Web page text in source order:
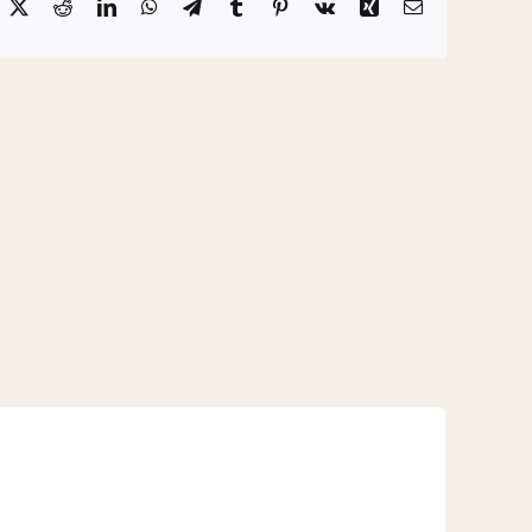
Reddit LinkedInWhatsAppTelegram
TumblrPinterest
Vk Xing